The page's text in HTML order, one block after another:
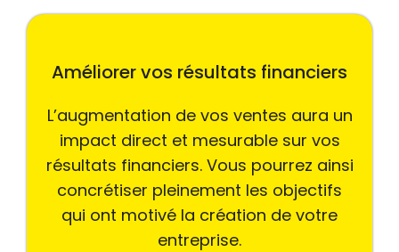
Améliorer vos résultats financiers
L’augmentation de vos ventes aura un
impact direct et mesurable sur vos
résultats financiers. Vous pourrez ainsi
concrétiser pleinement les objectifs
qui ont motivé la création de votre
entreprise.